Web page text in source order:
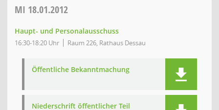
MI 18.01.2012
Haupt- und Personalausschuss
16:30-18:20 Uhr Raum 226, Rathaus Dessau
Öffentliche Bekanntmachung
Niederschrift öffentlicher Teil